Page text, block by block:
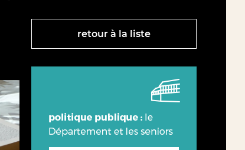
retour à la liste